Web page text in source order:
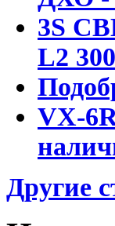
3S
L2
VX-
Другие